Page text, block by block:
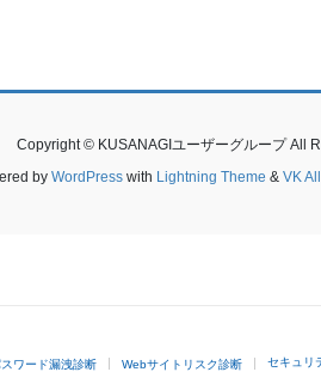
Copyright © KUSANAGIユーザーグループ All
by WordPresswith Lightning Theme & VK
スワード漏洩診断 Webサイトリスク診断 セキュリ